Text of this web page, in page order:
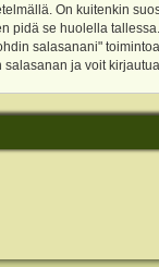
On kuitenkin
pidä se huolella
salasanani"
ja voit